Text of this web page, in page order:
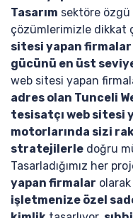
Tasarım sektöre
çözümlerimizle dikkat
sitesi yapan firmalar
gücünü en üst
web sitesi yapan
adres olan Tunceli
tesisatçı web sitesi
motorlarında sizi
stratejilerle doğru
Tasarladığımız her
yapan firmalar olarak
işletmenize özel